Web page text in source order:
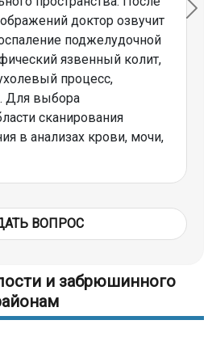
доктор озвучит
поджелудочной
язвенный колит,
процесс,
Для выбора
сканирования
в анализах крови, мочи,
ВОПРОС
и забрюшинного